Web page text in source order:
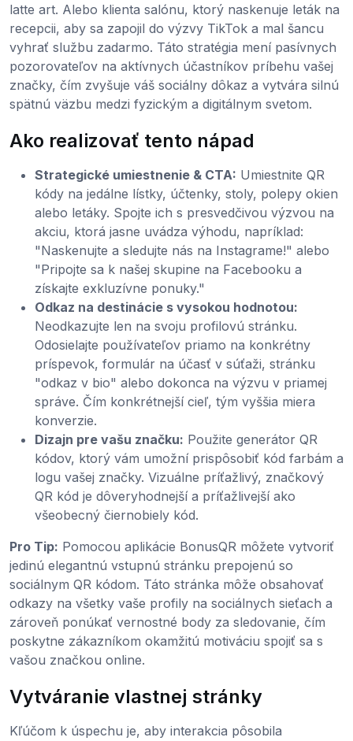
latte art. Alebo klienta salónu, ktorý naskenuje leták na
recepcii, aby sa zapojil do výzvy TikTok a mal šancu
vyhrať službu zadarmo. Táto stratégia mení pasívnych
pozorovateľov na aktívnych účastníkov príbehu vašej
značky, čím zvyšuje váš sociálny dôkaz a vytvára silnú
spätnú väzbu medzi fyzickým a digitálnym svetom.
Ako realizovať tento nápad
Strategické umiestnenie & CTA: Umiestnite QR
kódy na jedálne lístky, účtenky, stoly, polepy okien
alebo letáky. Spojte ich s presvedčivou výzvou na
akciu, ktorá jasne uvádza výhodu, napríklad:
"Naskenujte a sledujte nás na Instagrame!" alebo
"Pripojte sa k našej skupine na Facebooku a
získajte exkluzívne ponuky."
Odkaz na destinácie s vysokou hodnotou:
Neodkazujte len na svoju profilovú stránku.
Odosielajte používateľov priamo na konkrétny
príspevok, formulár na účasť v súťaži, stránku
"odkaz v bio" alebo dokonca na výzvu v priamej
správe. Čím konkrétnejší cieľ, tým vyššia miera
konverzie.
Dizajn pre vašu značku: Použite generátor QR
kódov, ktorý vám umožní prispôsobiť kód farbám a
logu vašej značky. Vizuálne príťažlivý, značkový
QR kód je dôveryhodnejší a príťažlivejší ako
všeobecný čiernobiely kód.
Pro Tip: Pomocou aplikácie BonusQR môžete vytvoriť
jedinú elegantnú vstupnú stránku prepojenú so
sociálnym QR kódom. Táto stránka môže obsahovať
odkazy na všetky vaše profily na sociálnych sieťach a
zároveň ponúkať vernostné body za sledovanie, čím
poskytne zákazníkom okamžitú motiváciu spojiť sa s
vašou značkou online.
Vytváranie vlastnej stránky
Kľúčom k úspechu je, aby interakcia pôsobila